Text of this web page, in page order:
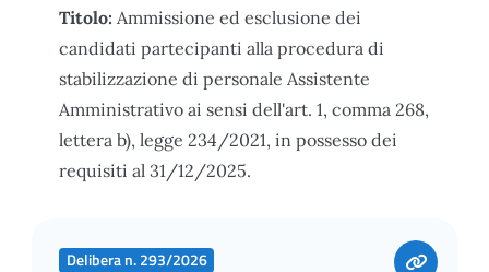
Titolo: Ammissione ed esclusione dei
candidati partecipanti alla procedura di
stabilizzazione di personale Assistente
Amministrativo ai sensi dell'art. 1, comma 268,
lettera b), legge 234/2021, in possesso dei
requisiti al 31/12/2025.
Delibera n. 293/2026